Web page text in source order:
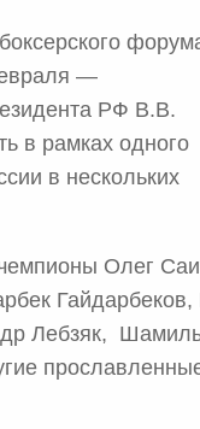
—
РФ В.В.
в рамках одного
в нескольких
Олег
Гайдарбеков,
Лебзяк,